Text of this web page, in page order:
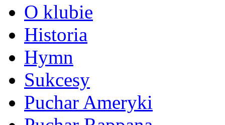
O klubie
Historia
Hymn
Sukcesy
Puchar Ameryki